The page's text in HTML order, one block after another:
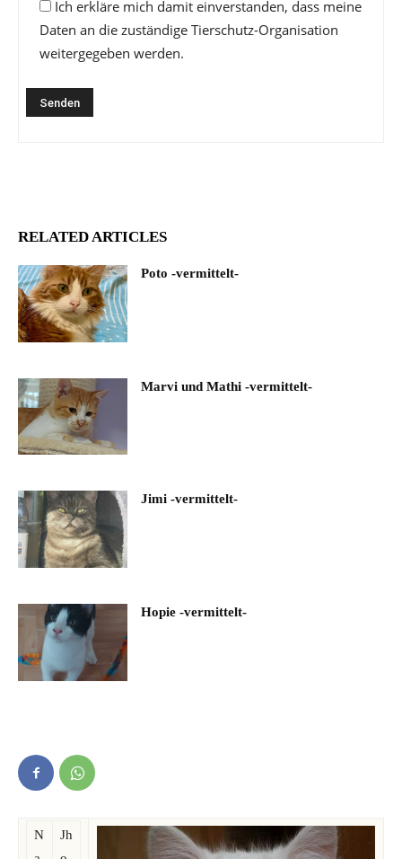
Ich erkläre mich damit einverstanden, dass meine
Daten an die zuständige Tierschutz-Organisation
weitergegeben werden.
RELATED ARTICLES
Poto -vermittelt-
Marvi und Mathi -vermittelt-
Jimi -vermittelt-
Hopie -vermittelt-